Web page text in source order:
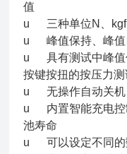
值
u 三种单位N、kgf
u 峰值保持、峰值
u 具有测试中峰值
按键按扭的按压力测
u 无操作自动关机
u 内置智能充电控
池寿命
u 可以设定不同的